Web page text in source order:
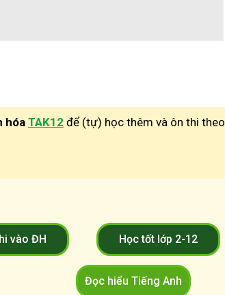
hóa TAK12 để (tự) học thêm và ôn thi theo
vào ĐH Học tốt lớp 2-12
Đọc hiểu Tiếng Anh